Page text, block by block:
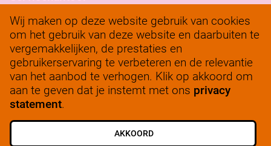
Verantwoord ondernemen
werkenbij@solow.nl
+ 31 345 62 14 32
Bedrijfsleidersportaal
Wij maken op deze website gebruik van cookies
om het gebruik van deze website en daarbuiten te
vergemakkelijken, de prestaties en
gebruikerservaring te verbeteren en de relevantie
van het aanbod te verhogen. Klik op akkoord om
aan te geven dat je instemt met ons privacy
statement.
AKKOORD